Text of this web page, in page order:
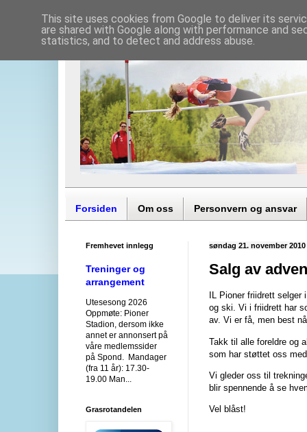
Forsiden Om oss Personvern og ansvar
søndag 21. november 2010
Salg av
IL Pioner friidrett
og ski. Vi i friidrett har
av. Vi er få, men best
Takk til alle foreldre og
som har støttet oss
Vi gleder oss til
blir spennende å se
Vel blåst!
Fremhevet innlegg
Treninger og
arrangement
Utesesong 2026
Oppmøte: Pioner
Stadion, dersom ikke
annet er annonsert på
våre medlemssider
på Spond. Mandager
(fra 11 år): 17.30-
19.00 Man...
Grasrotandelen
This site uses cookies from Google to deliver its
are shared with Google along with performance and
statistics, and to detect and address abuse.